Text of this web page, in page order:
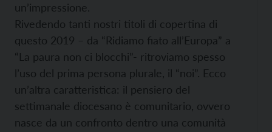
un’impressione.
Rivedendo tanti nostri titoli di copertina di
questo 2019 – da “Ridiamo fiato all’Europa” a
“La paura non ci blocchi”- ritroviamo spesso
l’uso del prima persona plurale, il “noi”. Ecco
un’altra caratteristica: il pensiero del
settimanale diocesano è comunitario, ovvero
nasce da un confronto dentro una comunità